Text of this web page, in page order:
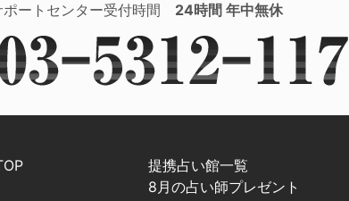
ポートセンター受付時間 24時間 年中無休
提携占い館一覧
8月の占い師プレゼント